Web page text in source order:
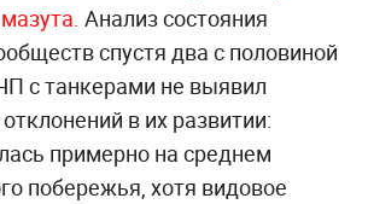
Анализ состояния
спустя два с половиной
с танкерами не выявил
в их развитии:
примерно на среднем
побережья, хотя видовое